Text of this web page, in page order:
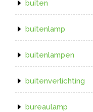
buiten
buitenlamp
buitenlampen
buitenverlichting
bureaulamp